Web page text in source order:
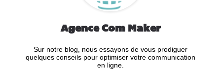
Agence Com Maker
Sur notre blog, nous essayons de vous prodiguer
quelques conseils pour optimiser votre communication
en ligne.